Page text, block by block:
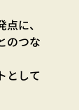
に、
のつな
として